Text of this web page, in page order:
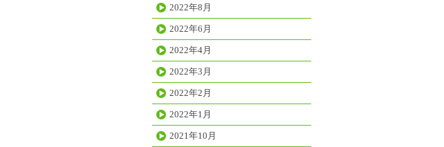
2022年8月
2022年6月
2022年4月
2022年3月
2022年2月
2022年1月
2021年10月